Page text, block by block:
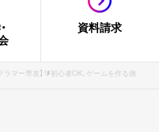
資料請求
ラマー専攻】🔰初心者OK、ゲームを作る側